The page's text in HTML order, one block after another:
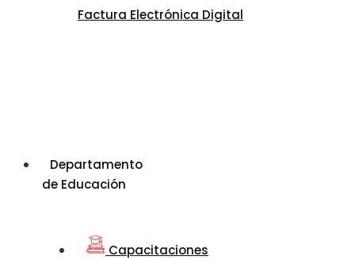
Factura Electrónica Digital
Departamento
de Educación
Capacitaciones